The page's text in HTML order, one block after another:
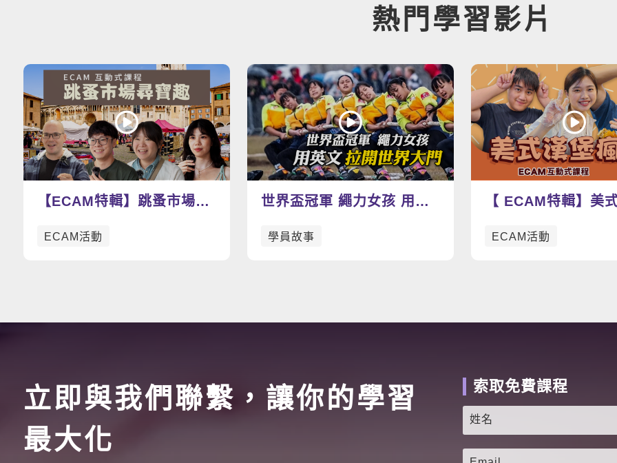
熱門學習影片
【ECAM特輯】跳蚤市場尋
吧！
ECAM活動
世界盃冠軍 繩力女孩 用英
拔河隊
學員故事
【 ECAM特輯】美
玩到爆表🍔
ECAM活動
立即與我們聯繫，讓你的學習
最大化
索取免費課程